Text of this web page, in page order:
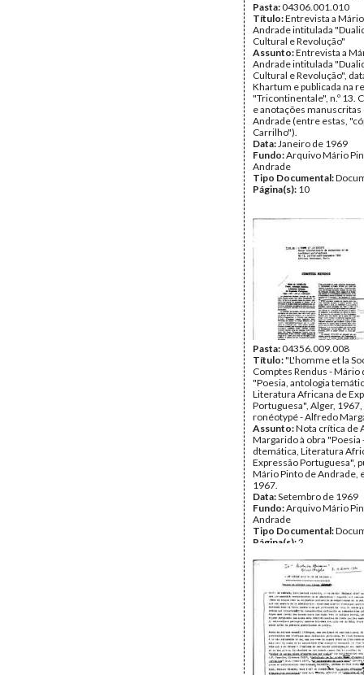
Pasta:04306.001.010
Título:Entrevista a
Andrade intitulada
Cultural e Revolução"
Assunto:Entrevista a
Andrade intitulada
Cultural e Revolução",
Khartum e publicada na
"Tricontinentale", n.º 13.
e anotações
Andrade (entre estas,
Carrilho").
Data:Janeiro de 1969
Fundo:Arquivo Mário
Andrade
Tipo Documental:
Página(s): 10
Pasta:04356.009.008
Título:"L'homme et la
Comptes Rendus - Mário
"Poesia, antologia
Literatura Africana de
Portuguesa", Alger, 1967,
ronéotypé - Alfredo
Assunto:Nota crítica de
Margarido à obra "Poesia
dtemática, Literatura
Expressão Portuguesa",
Mário Pinto de Andrade,
1967.
Data:Setembro de 1969
Fundo:Arquivo Mário
Andrade
Tipo Documental:
Página(s):2